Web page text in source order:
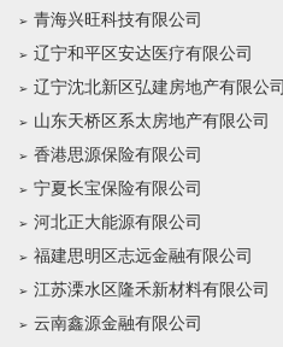
青海兴旺科技有限公司
辽宁和平区安达医疗有限公司
辽宁沈北新区弘建房地产有限公司
山东天桥区系太房地产有限公司
香港思源保险有限公司
宁夏长宝保险有限公司
河北正大能源有限公司
福建思明区志远金融有限公司
江苏溧水区隆禾新材料有限公司
云南鑫源金融有限公司